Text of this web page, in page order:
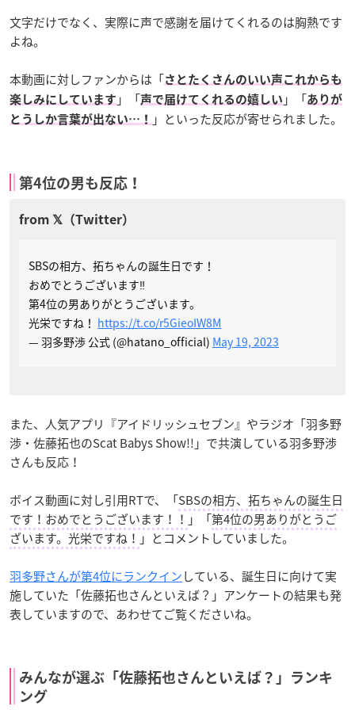
文字だけでなく、実際に声で感謝を届けてくれるのは胸熱です
よね。
本動画に対しファンからは「さとたくさんのいい声これからも
楽しみにしています 」「声で届けてくれるの嬉しい 」「ありが
とうしか言葉が出ない…！
」といった反応が寄せられました。
第4位の男も反応！
SBSの相方、拓ちゃんの誕生日です！
おめでとうございます‼︎
第4位の男ありがとうございます。
光栄ですね！ https://t.co/r5GieoIW8M
— 羽多野渉 公式 (@hatano_official) May 19, 2023
また、人気アプリ『アイドリッシュセブン』やラジオ「羽多野
渉・佐藤拓也のScat Babys Show!!」で共演している羽多野渉
さんも反応！
ボイス動画に対し引用RTで、「SBSの相方、拓ちゃんの誕生日
です！おめでとうございます！！ 」「第4位の男ありがとうご
ざいます。光栄ですね！ 」とコメントしていました。
羽多野さんが第4位にランクインしている、誕生日に向けて実
施していた「佐藤拓也さんといえば？」アンケートの結果も発
表していますので、あわせてご覧くださいね。
みんなが選ぶ「佐藤拓也さんといえば？」ランキ
ング